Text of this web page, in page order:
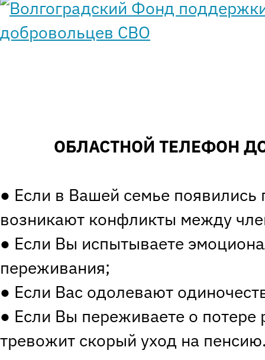
ОБЛАСТНОЙ ТЕЛЕФОН
● Если в Вашей семье появились
возникают конфликты между
● Если Вы испытываете
переживания;
● Если Вас одолевают
● Если Вы переживаете о потере
тревожит скорый уход на